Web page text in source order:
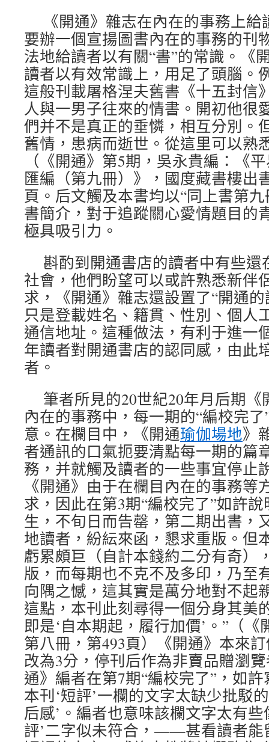
《開通》雜志在內在的事務上
要辦一個宣揚圖書內在的事務的刊
法地給讀者以有關“書”的常識。《
讀者以有效常識上，用足了頭腦。
這般刊載屠格涅夫舊書《十五封信
人與一男子往來的情書。開初他很
們并不是真正的垂憐，相互分別。
舊情，患病而逝世。從這里可以熟
（《開通》第5期，吳永貴編：《
匯編（第九冊）》，國度藏書樓出
頁。后文觸及本書均以“同上書第
書簡介，對于追蹤關心愛情題目的
極具吸引力。
斟酌到開通書店的讀者中有些
社會，他們盼望可以或許熟悉新伴
求，《開通》雜志還設置了“開通
只是登載姓名、籍貫、性別、個人
通信地址。這種做法，有利于進一
年讀者對開通書店的認同感，由此
者。
筆者所見的20世紀20年月后期《
內在的事務中，每一期的“編校完
意。在欄目中，《開通瑜伽場地》
者通訊的口氣扼要清點每一期的篇
務，并就觸及讀者的一些事宜停止
《開通》由于在欄目內在的事務等
求，因此在第3期“編校完了”如許
生，不旬日而告罄，第二期出書，
地讀者，紛紜來函，懇求重版。但
虧累頗巨（自計本錢約二分有奇）
版，而每期也不克不及多印，乃至
向隅之憾，這其實是萬分地對不起
這點，本刊此刻尋得一個分身其美
即是‘自本期起，履行加價’。”（
第八冊，第493頁）《開通》本來
改為3分，停刊后作為非賣品贈瀏
通》編者在第7期“編校完了”，如
本刊‘短評’一欄的文字太缺少批駁
后感’。編者也意味該欄文字太有
評’二字似未符合，——甚看讀者能